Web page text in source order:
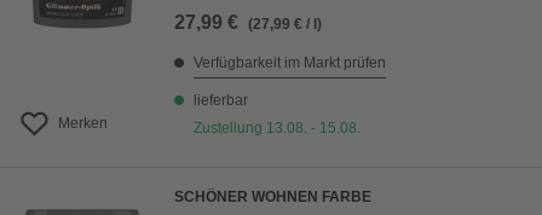
Merken
27,99 € (27,99 € / l)
Verfügbarkeit im Markt prüfen
lieferbar
Zustellung 13.08. - 15.08.
SCHÖNER WOHNEN FARBE